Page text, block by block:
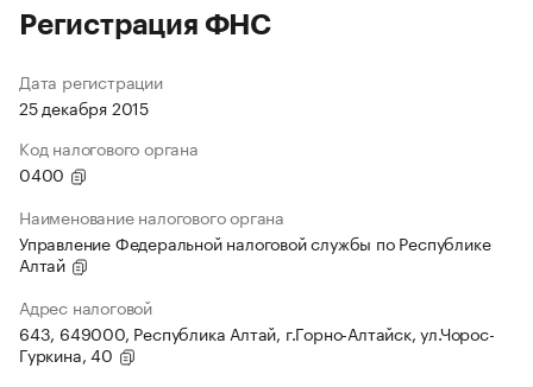
Регистрация ФНС
Дата регистрации
25 декабря 2015
Код налогового органа
0400
Наименование налогового органа
Управление Федеральной налоговой службы по Республике
Алтай
Адрес налоговой
643, 649000, Республика Алтай, г.Горно-Алтайск, ул.Чорос-
Гуркина, 40